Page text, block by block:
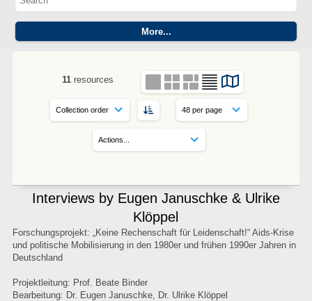
11 resources
Interviews by Eugen Januschke & Ulrike
Klöppel
Forschungsprojekt: „Keine Rechenschaft für Leidenschaft!“ Aids-Krise
und politische Mobilisierung in den 1980er und frühen 1990er Jahren in
Deutschland
Projektleitung: Prof. Beate Binder
Bearbeitung: Dr. Eugen Januschke, Dr. Ulrike Klöppel